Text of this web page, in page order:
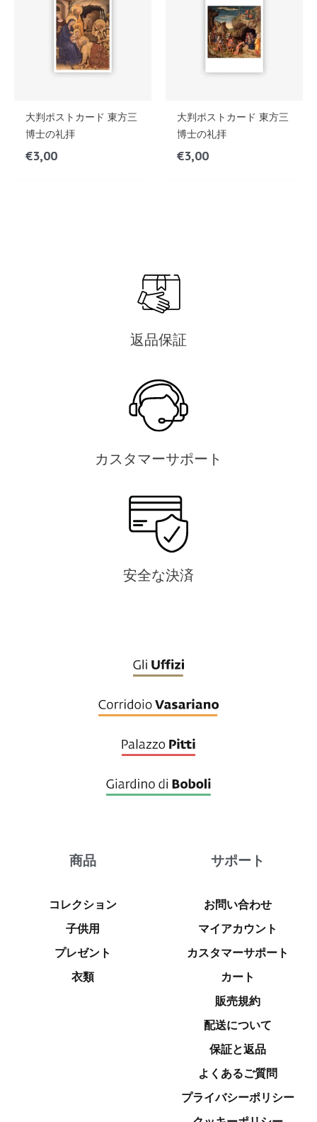
大判ポストカード 東方三
博士の礼拝
€3,00
大判ポストカード 東方三
博士の礼拝
€3,00
返品保証
カスタマーサポート
安全な決済
商品
コレクション
子供用
プレゼント
衣類
サポート
お問い合わせ
マイアカウント
カスタマーサポート
カート
販売規約
配送について
保証と返品
よくあるご質問
プライバシーポリシー